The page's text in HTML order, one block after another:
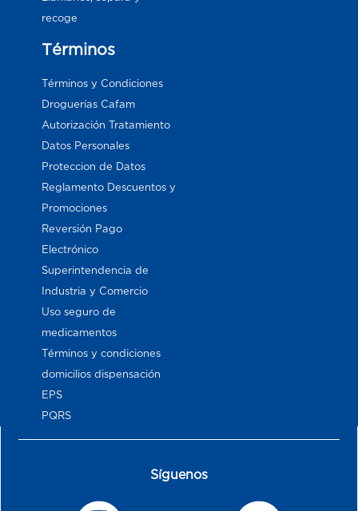
recoge
Términos
Términos y Condiciones
Droguerías Cafam
Autorización Tratamiento
Datos Personales
Proteccion de Datos
Reglamento Descuentos y
Promociones
Reversión Pago
Electrónico
Superintendencia de
Industria y Comercio
Uso seguro de
medicamentos
Términos y condiciones
domicilios dispensación
EPS
PQRS
Síguenos